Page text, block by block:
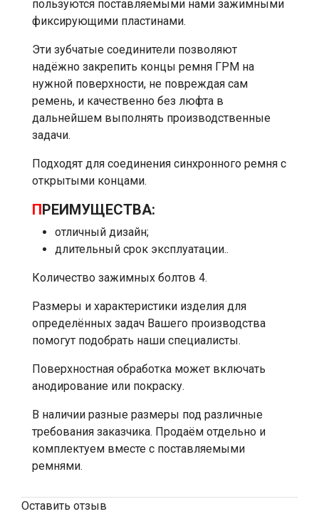
пользуются поставляемыми нами зажимными
фиксирующими пластинами.
Эти зубчатые соединители позволяют
надёжно закрепить концы ремня ГРМ на
нужной поверхности, не повреждая сам
ремень, и качественно без люфта в
дальнейшем выполнять производственные
задачи.
Подходят для соединения синхронного ремня с
открытыми концами.
ПРЕИМУЩЕСТВА:
отличный дизайн;
длительный срок эксплуатации..
Количество зажимных болтов 4.
Размеры и характеристики изделия для
определённых задач Вашего производства
помогут подобрать наши специалисты.
Поверхностная обработка может включать
анодирование или покраску.
В наличии разные размеры под различные
требования заказчика. Продаём отдельно и
комплектуем вместе с поставляемыми
ремнями.
Оставить отзыв